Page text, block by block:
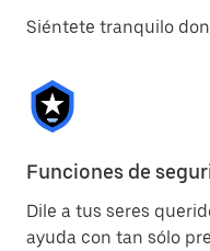
Siéntete tranquilo
Funciones de
Dile a tus seres
ayuda con tan sólo